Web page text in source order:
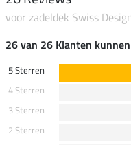
voor zadeldek Swiss
26 van 26 Klanten
5 Sterren
4 Sterren
3 Sterren
2 Sterren